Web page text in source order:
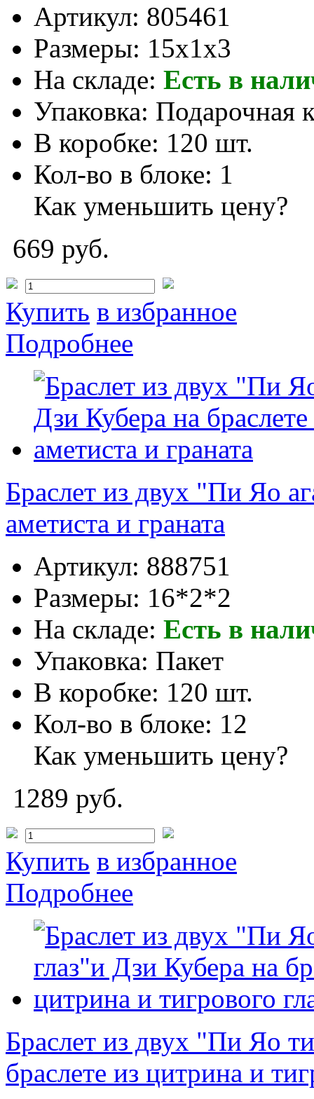
Артикул: 805461
Размеры: 15x1x3
На складе: Есть в
Упаковка: Подарочная
В коробке: 120 шт.
Кол-во в блоке: 1
Как уменьшить цену?
669 руб.
Купить в избранное
Подробнее
Браслет из двух "Пи Яо
аметиста и граната
Артикул: 888751
Размеры: 16*2*2
На складе: Есть в
Упаковка: Пакет
В коробке: 120 шт.
Кол-во в блоке: 12
Как уменьшить цену?
1289 руб.
Купить в избранное
Подробнее
Браслет из двух "Пи Яо
браслете из цитрина и